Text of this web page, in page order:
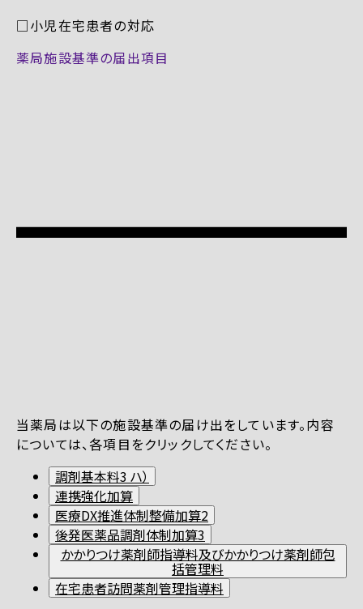
□小児在宅患者の対応
薬局施設基準の届出項目
当薬局は以下の施設基準の届け出をしています。内容
については、各項目をクリックしてください。
調剤基本料3 ハ）
連携強化加算
医療DX推進体制整備加算2
後発医薬品調剤体制加算3
かかりつけ薬剤師指導料及びかかりつけ薬剤師包
括管理料
在宅患者訪問薬剤管理指導料